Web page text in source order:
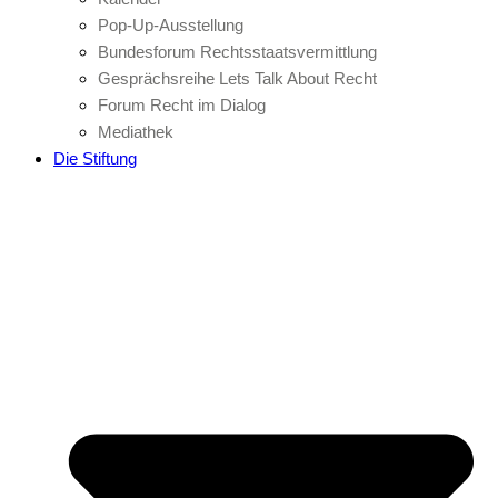
Pop-Up-Ausstellung
Bundesforum Rechtsstaatsvermittlung
Gesprächsreihe Lets Talk About Recht
Forum Recht im Dialog
Mediathek
Die Stiftung